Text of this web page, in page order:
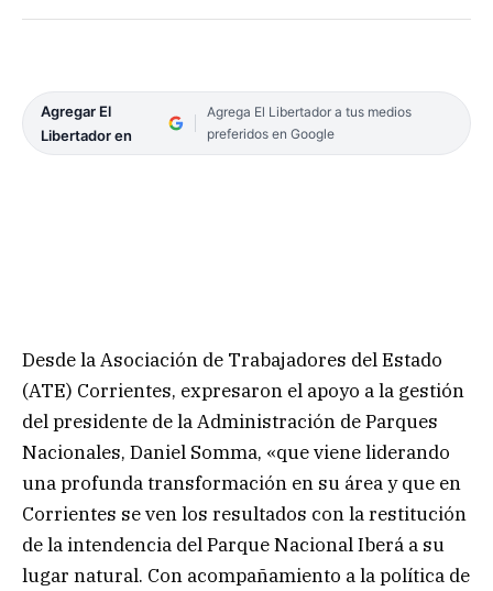
Agregar El
Libertador en
Agrega El Libertador a tus medios
preferidos en Google
Desde la Asociación de Trabajadores del Estado
(ATE) Corrientes, expresaron el apoyo a la gestión
del presidente de la Administración de Parques
Nacionales, Daniel Somma, «que viene liderando
una profunda transformación en su área y que en
Corrientes se ven los resultados con la restitución
de la intendencia del Parque Nacional Iberá a su
lugar natural. Con acompañamiento a la política de